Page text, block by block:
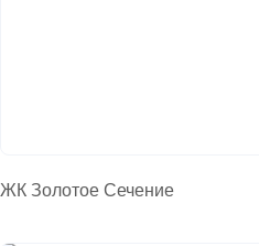
ЖК Золотое Сечение